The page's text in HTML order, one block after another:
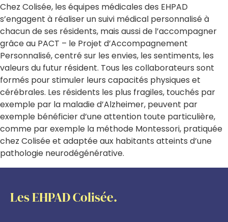
Chez Colisée, les équipes médicales des EHPAD
s’engagent à réaliser un suivi médical personnalisé à
chacun de ses résidents, mais aussi de l’accompagner
grâce au PACT – le Projet d’Accompagnement
Personnalisé, centré sur les envies, les sentiments, les
valeurs du futur résident. Tous les collaborateurs sont
formés pour stimuler leurs capacités physiques et
cérébrales. Les résidents les plus fragiles, touchés par
exemple par la maladie d’Alzheimer, peuvent par
exemple bénéficier d’une attention toute particulière,
comme par exemple la méthode Montessori, pratiquée
chez Colisée et adaptée aux habitants atteints d’une
pathologie neurodégénérative.
Les EHPAD Colisée.